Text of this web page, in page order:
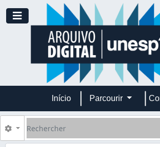
Skip to main content
Toggle navigation
Início Parcourir
Rechercher
Search options